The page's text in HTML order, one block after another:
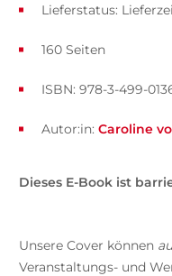
Lieferstatus:
ISBN: 978-3-499-
160 Seiten
Autor:in: Caroline
Dieses E-Book ist
Unsere Cover können
Veranstaltungs- und